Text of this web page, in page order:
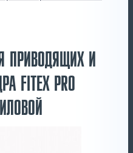
ПРИВОДЯЩИХ И
FITEX PRO